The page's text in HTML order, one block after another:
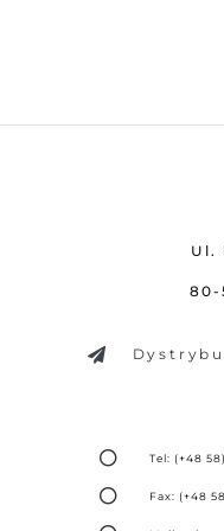
Ul.
80-
Tel: (+48
Fax: (+48